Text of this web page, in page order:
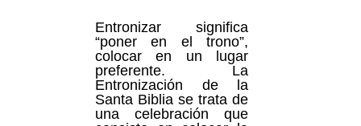
Entronizar significa
“poner en el trono”,
colocar en un lugar
preferente. La
Entronización de la
Santa Biblia se trata de
una celebración que